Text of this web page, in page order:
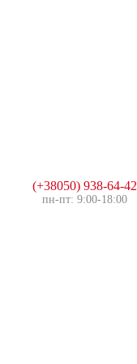
(+38050) 938-64-42
пн-пт: 9:00-18:00